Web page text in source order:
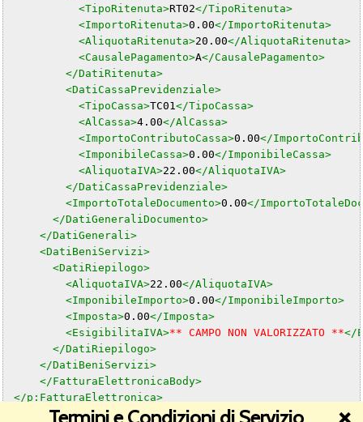
<TipoRitenuta>RT02</TipoRitenuta>
<ImportoRitenuta>0.00</ImportoRitenuta>
<AliquotaRitenuta>20.00</AliquotaRitenuta>
<CausalePagamento>A</CausalePagamento>
</DatiRitenuta>
<DatiCassaPrevidenziale>
<TipoCassa>TC01 </TipoCassa>
<AlCassa>4.00</AlCassa>
<ImportoContributoCassa>0.00</
<ImponibileCassa>0.00</ImponibileCassa>
<AliquotaIVA>22.00</AliquotaIVA>
</DatiCassaPrevidenziale>
<ImportoTotaleDocumento>0.00</
</DatiGeneraliDocumento>
</DatiGenerali>
<DatiBeniServizi>
<DatiRiepilogo>
<AliquotaIVA>22.00</AliquotaIVA>
<ImponibileImporto>0.00</ImponibileImporto>
<Imposta>0.00</Imposta>
<EsigibilitaIVA>** CAMPO NON VALORIZZATO **</
</DatiRiepilogo>
</DatiBeniServizi>
</FatturaElettronicaBody>
</p:FatturaElettronica>